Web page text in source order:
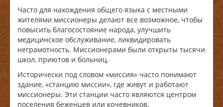
Часто для нахождения общего языка с местными
жителями миссионеры делают все возможное, чтобы
повысить благосостояние народа, улучшить
медицинское обслуживание, ликвидировать
неграмотность. Миссионерами были открыты тысячи
школ, приютов и больниц.
Исторически под словом «миссия» часто понимают
здание, «станцию миссии», где живут и работают
миссионеры. Эти станции часто являются центром
поселения беженцев или кочевников.